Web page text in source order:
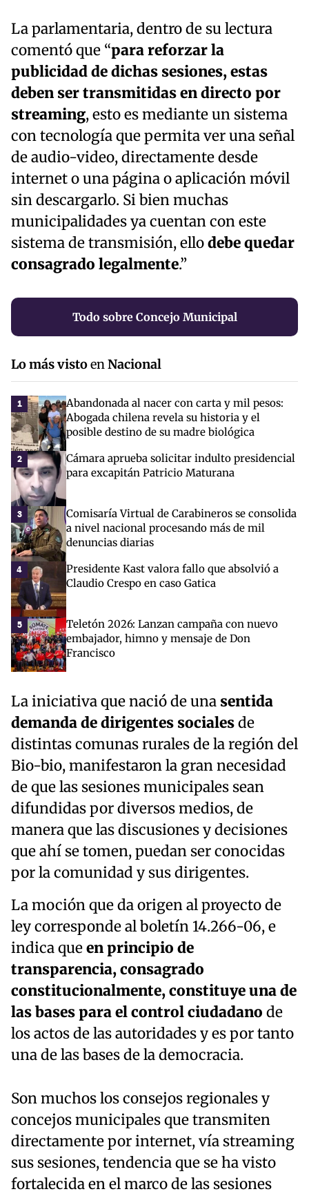
La parlamentaria, dentro de su lectura
comentó que “para reforzar la
publicidad de dichas sesiones, estas
deben ser transmitidas en directo por
streaming, esto es mediante un sistema
con tecnología que permita ver una señal
de audio-video, directamente desde
internet o una página o aplicación móvil
sin descargarlo. Si bien muchas
municipalidades ya cuentan con este
sistema de transmisión, ellodebe quedar
consagrado legalmente.”
Todo sobre Concejo Municipal
Lo más vistoenNacional
1
Abandonada al nacer con carta y mil pesos:
Abogada chilena revela su historia y el
posible destino de su madre biológica
2
Cámara aprueba solicitar indulto presidencial
para excapitán Patricio Maturana
3
Comisaría Virtual de Carabineros se consolida
a nivel nacional procesando más de mil
denuncias diarias
4
Presidente Kast valora fallo que absolvió a
Claudio Crespo en caso Gatica
5
Teletón 2026: Lanzan campaña con nuevo
embajador, himno y mensaje de Don
Francisco
La iniciativa que nació de una sentida
demanda de dirigentes socialesde
distintas comunas rurales de la región del
Bio-bio, manifestaron la gran necesidad
de que las sesiones municipales sean
difundidas por diversos medios, de
manera que las discusiones y decisiones
que ahí se tomen, puedan ser conocidas
por la comunidad y sus dirigentes.
La moción que da origen al proyecto de
ley corresponde al boletín 14.266-06, e
indica queen principio de
transparencia, consagrado
constitucionalmente, constituye una de
las bases para el control ciudadano de
los actos de las autoridades y es por tanto
una de las bases de la democracia.
Son muchos los consejos regionales y
concejos municipales que transmiten
directamente por internet, vía streaming
sus sesiones, tendencia que se ha visto
fortalecida en el marco de las sesiones